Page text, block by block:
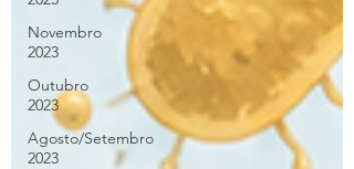
Novembro
2023
Outubro
2023
Agosto/Setembro
2023